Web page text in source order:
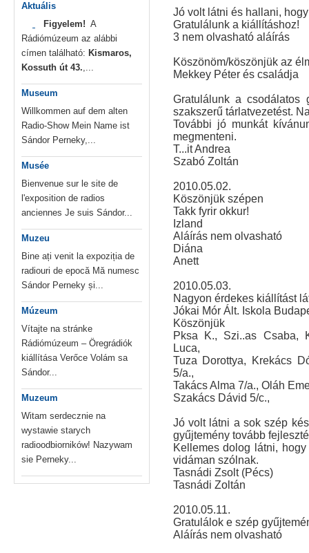
Aktuális
Figyelem! A
Rádiómúzeum az alábbi
címen található: Kismaros,
Kossuth út 43.,...
Museum
Willkommen auf dem alten
Radio-Show Mein Name ist
Sándor Perneky,...
Musée
Bienvenue sur le site de
l'exposition de radios
anciennes Je suis Sándor...
Muzeu
Bine ați venit la expoziția de
radiouri de epocă Mă numesc
Sándor Perneky și...
Múzeum
Vítajte na stránke
Rádiómúzeum – Öregrádiók
kiállítása Verőce Volám sa
Sándor...
Muzeum
Witam serdecznie na
wystawie starych
radioodbiorników! Nazywam
sie Perneky...
Jó volt látni és hallani,
Gratulálunk a kiállításhoz!
3 nem olvasható aláírás
Köszönöm/köszönjük az
Mekkey Péter és családja
Gratulálunk a csodálatos
szakszerű tárlatvezetést.
További jó munkát
megmenteni.
T...it Andrea
Szabó Zoltán
2010.05.02.
Köszönjük szépen
Takk fyrir okkur!
Izland
Aláírás nem olvasható
Diána
Anett
2010.05.03.
Nagyon érdekes kiállítást
Jókai Mór Ált. Iskola
Köszönjük
Pksa K., Szi..as Csaba,
Luca,
Tuza Dorottya, Krekács
5/a.,
Takács Alma 7/a., Oláh
Szakács Dávid 5/c.,
Jó volt látni a sok szép
gyűjtemény tovább
Kellemes dolog látni,
vidáman szólnak.
Tasnádi Zsolt (Pécs)
Tasnádi Zoltán
2010.05.11.
Gratulálok e szép
Aláírás nem olvasható